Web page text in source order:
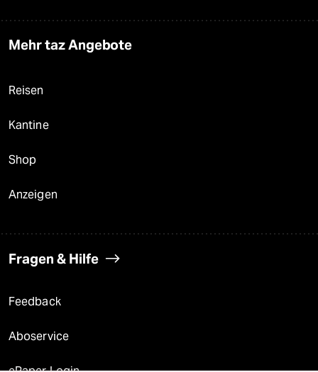
Mehr taz Angebote
Reisen
Kantine
Shop
Anzeigen
Fragen & Hilfe
Feedback
Aboservice